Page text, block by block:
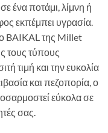
ένα ποτάμι, λίμνη ή
εκπέμπει υγρασία.
BAIKAL της Millet
τους τύπους
τιμή και την ευκολία
και πεζοπορία, ο
εύκολα σε
σας.